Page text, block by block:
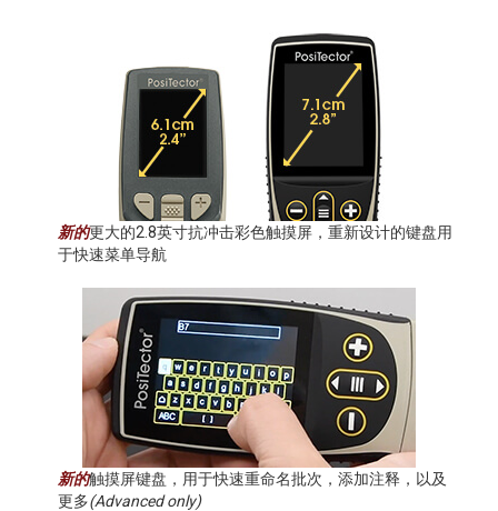
新的更大的2.8英寸抗冲击彩色触摸屏，重新设计的键盘用
于快速菜单导航
新的触摸屏键盘，用于快速重命名批次，添加注释，以及
更多(Advanced only)